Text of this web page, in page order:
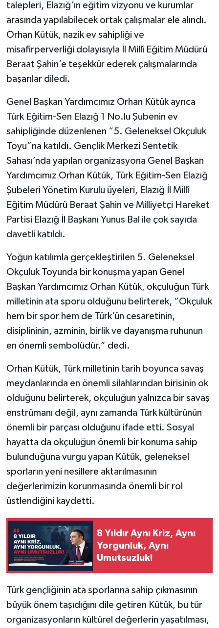
talepleri, Elazığ’ın eğitim vizyonu ve kurumlar
arasında yapılabilecek ortak çalışmalar ele alındı.
Orhan Kütük, nazik ev sahipliği ve
misafirperverliği dolayısıyla İl Millî Eğitim Müdürü
Beraat Şahin’e teşekkür ederek çalışmalarında
başarılar diledi.
Genel Başkan Yardımcımız Orhan Kütük ayrıca
Türk Eğitim-Sen Elazığ 1 No.lu Şubenin ev
sahipliğinde düzenlenen “5. Geleneksel Okçuluk
Toyu”na katıldı. Gençlik Merkezi Sentetik
Sahası’nda yapılan organizasyona Genel Başkan
Yardımcımız Orhan Kütük, Türk Eğitim-Sen Elazığ
Şubeleri Yönetim Kurulu üyeleri, Elazığ İl Millî
Eğitim Müdürü Beraat Şahin ve Milliyetçi Hareket
Partisi Elazığ İl Başkanı Yunus Bal ile çok sayıda
davetli katıldı.
Yoğun katılımla gerçekleştirilen 5. Geleneksel
Okçuluk Toyunda bir konuşma yapan Genel
Başkan Yardımcımız Orhan Kütük, okçuluğun Türk
milletinin ata sporu olduğunu belirterek, “Okçuluk
hem bir spor hem de Türk’ün cesaretinin,
disiplininin, azminin, birlik ve dayanışma ruhunun
en önemli sembolüdür.” dedi.
Orhan Kütük, Türk milletinin tarih boyunca savaş
meydanlarında en önemli silahlarından birisinin ok
olduğunu belirterek, okçuluğun yalnızca bir savaş
enstrümanı değil, aynı zamanda Türk kültürünün
önemli bir parçası olduğunu ifade etti. Sosyal
hayatta da okçuluğun önemli bir konuma sahip
bulunduğuna vurgu yapan Kütük, geleneksel
sporların yeni nesillere aktarılmasının
değerlerimizin korunmasında önemli bir rol
üstlendiğini kaydetti.
8 Yıldır Aynı Kriz, Aynı
Yorgunluk, Aynı
Umutsuzluk!
Türk gençliğinin ata sporlarına sahip çıkmasının
büyük önem taşıdığını dile getiren Kütük, bu tür
organizasyonların kültürel değerlerin yaşatılması,